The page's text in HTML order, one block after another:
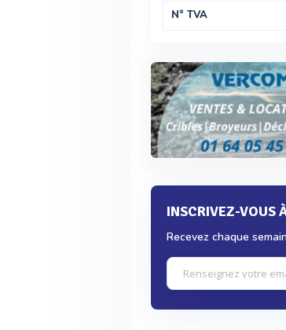
N° TVA
INSCRIVEZ-VOUS
Recevez chaque